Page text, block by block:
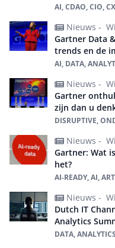
AI, CDAO, CIO,
Nieuws -
Gartner Data
trends en de
AI, DATA,
Nieuws -
Gartner
zijn dan u
DISRUPTIVE,
Nieuws -
Gartner: Wat
het?
AI-READY, AI,
Nieuws -
Dutch IT
Analytics
DATA,